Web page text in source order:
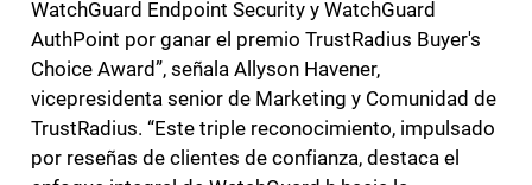
WatchGuard Endpoint Security y WatchGuard
AuthPoint por ganar el premio TrustRadius Buyer's
Choice Award”, señala Allyson Havener,
vicepresidenta senior de Marketing y Comunidad de
TrustRadius. “Este triple reconocimiento, impulsado
por reseñas de clientes de confianza, destaca el